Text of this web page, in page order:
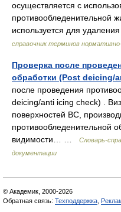
осуществляется с
противообледенительной
используется для
справочник терминов
Проверка после
обработки (Post deicing/
после проведения
deicing/anti icing check) .
поверхностей ВС,
противообледенительной
видимости… …
Словарь-
документации
© Академик, 2000-2026
Обратная связь: Техподдержка